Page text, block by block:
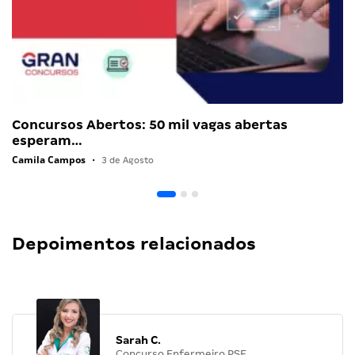
Concursos Abertos: 50 mil vagas abertas
esperam…
Camila Campos • 3 de Agosto
Depoimentos relacionados
Sarah C.